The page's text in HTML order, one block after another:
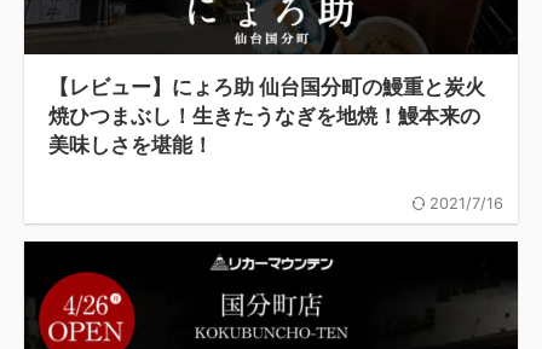
【レビュー】にょろ助 仙台国分町の鰻重と炭火
焼ひつまぶし！生きたうなぎを地焼！鰻本来の
美味しさを堪能！
2021/7/16